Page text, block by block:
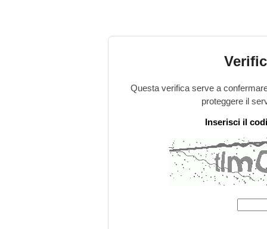
Questa verifica serve a
proteggere il
Inserisci il